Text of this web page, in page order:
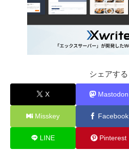
シェアする
X Mastodon
Misskey Facebook
LINE Pinterest